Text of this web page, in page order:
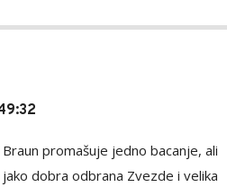
promašuje jedno bacanje, ali
dobra odbrana Zvezde i velika